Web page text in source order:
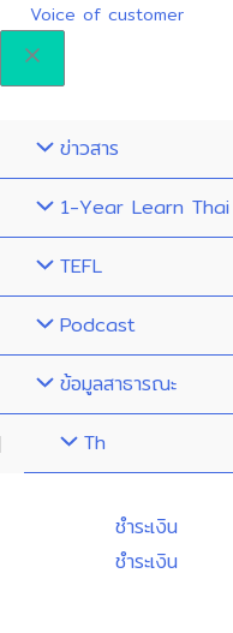
Voice of customer
ข่าวสาร
1-Year Learn Thai
TEFL
Podcast
ข้อมูลสาธารณะ
Th
ชำระเงิน
ชำระเงิน